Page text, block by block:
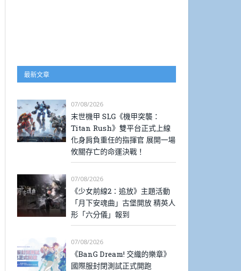
最新文章
07/08/2026
末世機甲 SLG《機甲突襲：
Titan Rush》雙平台正式上線
化身肩負重任的指揮官 展開一場
攸關存亡的命運決戰！
07/08/2026
《少女前線2：追放》主題活動
「月下安魂曲」古堡開放 精英人
形「六分儀」報到
07/08/2026
《BanG Dream! 交織的樂章》
國際服封閉測試正式開跑